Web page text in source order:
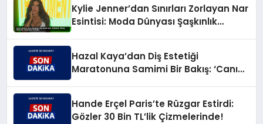
Kylie Jenner’dan Sınırları Zorlayan Nar
Esintisi: Moda Dünyası Şaşkınlık
Hazal Kaya’dan Diş Estetiği
Maratonuna Samimi Bir Bakış: ‘Canım
Hande Erçel Paris’te Rüzgar Estirdi:
Gözler 30 Bin TL’lik Çizmelerinde!